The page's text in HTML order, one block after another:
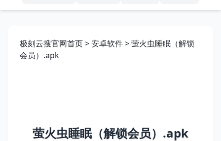
极刻云搜官网首页>安卓软件> 萤火虫睡眠（解锁
会员）.apk
萤火虫睡眠（解锁会员）.apk